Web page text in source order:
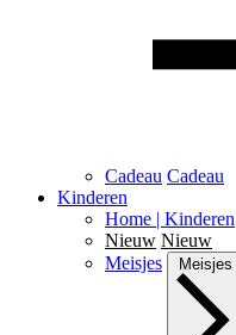
Cadeau Cadeau
Kinderen
Home | Kinderen
Nieuw Nieuw
Meisjes
Meisjes